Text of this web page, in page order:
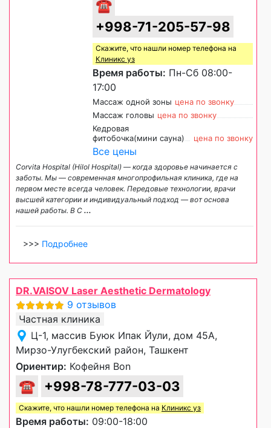
☎
+998-71-205-57-98
Скажите, что нашли номер телефона на
Клиникс уз
Время работы: Пн-Сб 08:00-
17:00
Массаж одной зоны цена по звонку
Массаж головы цена по звонку
Кедровая
фитобочка(мини сауна)
цена по звонку
Все цены
Corvita Hospital (Hilol Hospital) — когда здоровье начинается с
заботы. Мы — современная многопрофильная клиника, где на
первом месте всегда человек. Передовые технологии, врачи
высшей категории и индивидуальный подход — вот основа
нашей работы. В C ...
>>> Подробнее
DR.VAISOV Laser Aesthetic Dermatology
9 отзывов
Частная клиника
Ц-1, массив Буюк Ипак Йули, дом 45А,
Мирзо-Улугбекский район, Ташкент
Ориентир: Кофейня Bon
☎ +998-78-777-03-03
Скажите, что нашли номер телефона на Клиникс уз
Время работы: 09:00-18:00